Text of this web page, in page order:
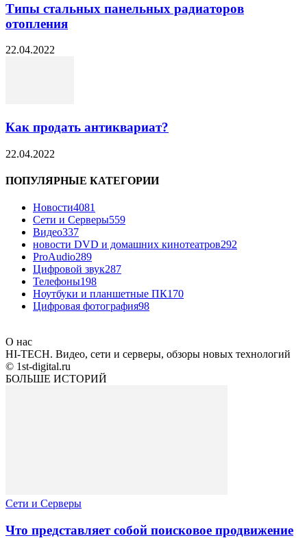
Типы стальных панельных радиаторов
отопления
22.04.2022
Как продать антиквариат?
22.04.2022
ПОПУЛЯРНЫЕ КАТЕГОРИИ
Новости4081
Сети и Серверы559
Видео337
новости DVD и домашних кинотеатров292
ProAudio289
Цифровой звук287
Телефоны198
Ноутбуки и планшетные ПК170
Цифровая фотография98
О нас
HI-TECH. Видео, сети и серверы, обзоры новых технологий
© 1st-digital.ru
БОЛЬШЕ ИСТОРИЙ
Сети и Серверы
Что представляет собой поисковое продвижение